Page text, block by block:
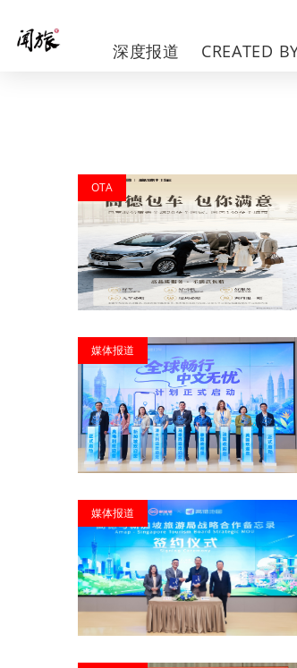
深度报道 CREATED
OTA
媒体报道
媒体报道